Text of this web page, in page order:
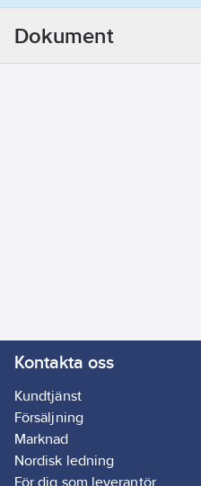
Dokument
Kontakta oss
Kundtjänst
Försäljning
Marknad
Nordisk ledning
För dig som leverantör